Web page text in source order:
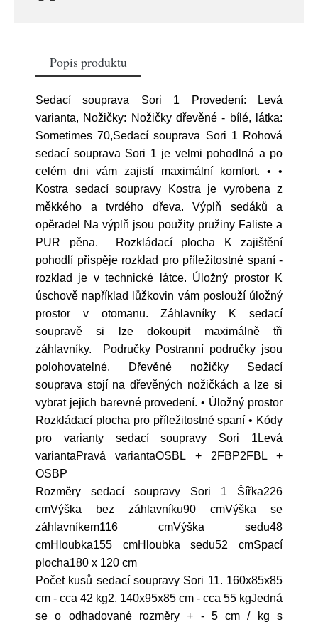
Popis produktu
Sedací souprava Sori 1 Provedení: Levá
varianta, Nožičky: Nožičky dřevěné - bílé, látka:
Sometimes 70,Sedací souprava Sori 1 Rohová
sedací souprava Sori 1 je velmi pohodlná a po
celém dni vám zajistí maximální komfort. • •
Kostra sedací soupravy Kostra je vyrobena z
měkkého a tvrdého dřeva. Výplň sedáků a
opěradel Na výplň jsou použity pružiny Faliste a
PUR pěna. Rozkládací plocha K zajištění
pohodlí přispěje rozklad pro příležitostné spaní -
rozklad je v technické látce. Úložný prostor K
úschově například lůžkovin vám poslouží úložný
prostor v otomanu. Záhlavníky K sedací
soupravě si lze dokoupit maximálně tři
záhlavníky. Područky Postranní područky jsou
polohovatelné. Dřevěné nožičky Sedací
souprava stojí na dřevěných nožičkách a lze si
vybrat jejich barevné provedení. • Úložný prostor
Rozkládací plocha pro příležitostné spaní • Kódy
pro varianty sedací soupravy Sori 1Levá
variantaPravá variantaOSBL + 2FBP2FBL +
OSBP
Rozměry sedací soupravy Sori 1 Šířka226
cmVýška bez záhlavníku90 cmVýška se
záhlavníkem116 cmVýška sedu48
cmHloubka155 cmHloubka sedu52 cmSpací
plocha180 x 120 cm
Počet kusů sedací soupravy Sori 11. 160x85x85
cm - cca 42 kg2. 140x95x85 cm - cca 55 kgJedná
se o odhadované rozměry + - 5 cm / kg s